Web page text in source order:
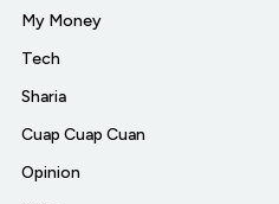
My Money
Tech
Sharia
Cuap Cuap Cuan
Opinion